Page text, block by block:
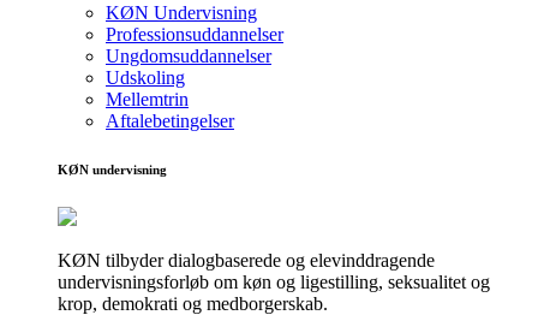
KØN Undervisning
Professionsuddannelser
Ungdomsuddannelser
Udskoling
Mellemtrin
Aftalebetingelser
KØN undervisning
KØN tilbyder dialogbaserede og elevinddragende
undervisningsforløb om køn og ligestilling, seksualitet og
krop, demokrati og medborgerskab.